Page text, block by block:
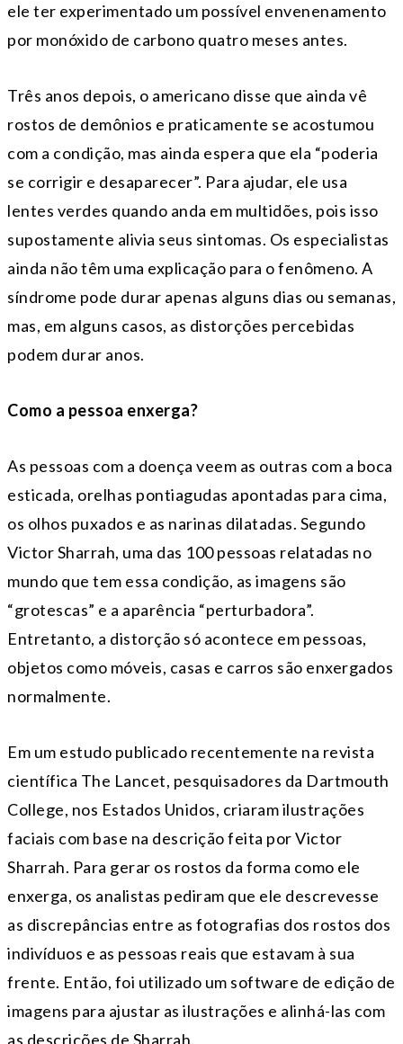
ele ter experimentado um possível envenenamento
por monóxido de carbono quatro meses antes.
Três anos depois, o americano disse que ainda vê
rostos de demônios e praticamente se acostumou
com a condição, mas ainda espera que ela “poderia
se corrigir e desaparecer”. Para ajudar, ele usa
lentes verdes quando anda em multidões, pois isso
supostamente alivia seus sintomas. Os especialistas
ainda não têm uma explicação para o fenômeno. A
síndrome pode durar apenas alguns dias ou semanas,
mas, em alguns casos, as distorções percebidas
podem durar anos.
Como a pessoa enxerga?
As pessoas com a doença veem as outras com a boca
esticada, orelhas pontiagudas apontadas para cima,
os olhos puxados e as narinas dilatadas. Segundo
Victor Sharrah, uma das 100 pessoas relatadas no
mundo que tem essa condição, as imagens são
“grotescas” e a aparência “perturbadora”.
Entretanto, a distorção só acontece em pessoas,
objetos como móveis, casas e carros são enxergados
normalmente.
Em um estudo publicado recentemente na revista
científica The Lancet, pesquisadores da Dartmouth
College, nos Estados Unidos, criaram ilustrações
faciais com base na descrição feita por Victor
Sharrah. Para gerar os rostos da forma como ele
enxerga, os analistas pediram que ele descrevesse
as discrepâncias entre as fotografias dos rostos dos
indivíduos e as pessoas reais que estavam à sua
frente. Então, foi utilizado um software de edição de
imagens para ajustar as ilustrações e alinhá-las com
as descrições de Sharrah.